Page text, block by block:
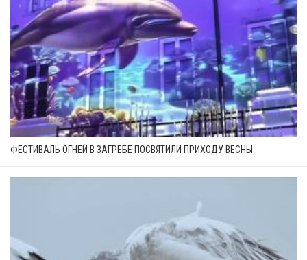
ФЕСТИВАЛЬ ОГНЕЙ В ЗАГРЕБЕ ПОСВЯТИЛИ ПРИХОДУ ВЕСНЫ